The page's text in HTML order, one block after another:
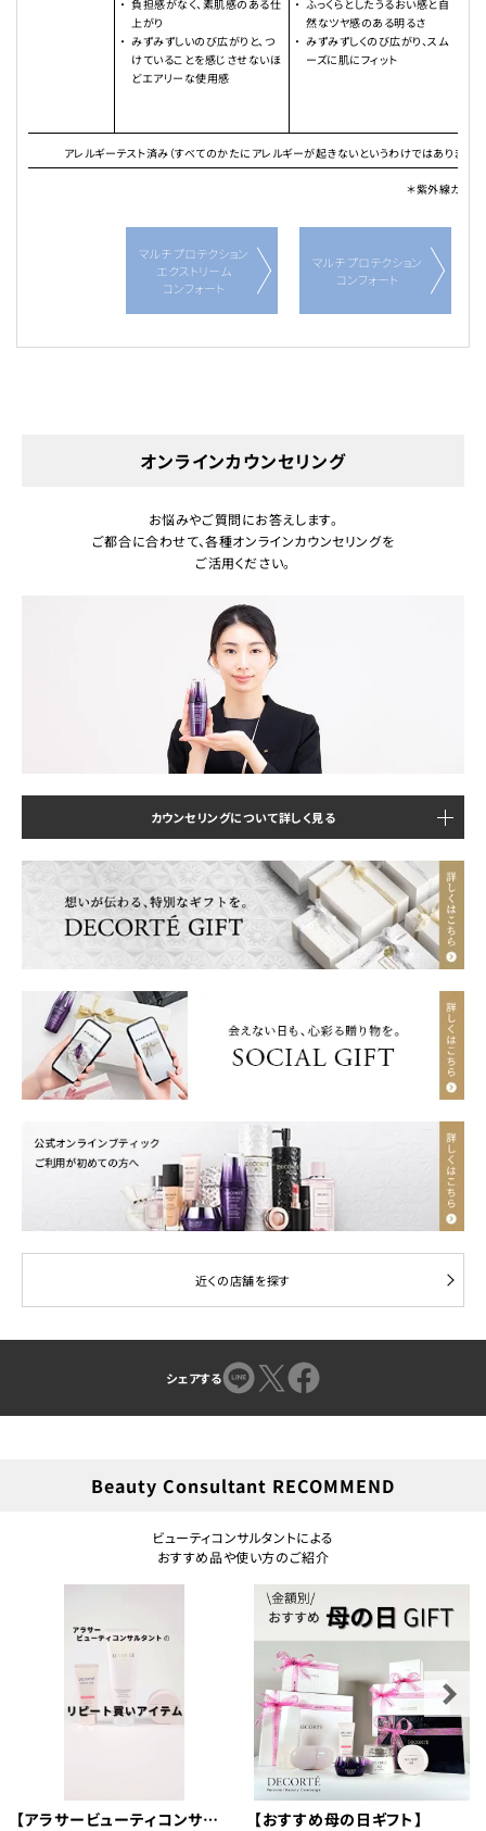
負担感がなく、素肌感のある仕
上がり
みずみずしいのび広がりと、つ
けていることを感じさせないほ
どエアリーな使用感
ふっくらとしたうるおい感と自
然なツヤ感のある明るさ
みずみずしくのび広がり、スム
ーズに肌にフィット
アレルギーテスト済み（すべてのかたにアレルギーが起きないというわけではありません
＊紫外線カット
マルチ プロテクション
エクストリーム
コンフォート
マルチ プロテクション
コンフォート
オンラインカウンセリング
お悩みやご質問にお答えします。
ご都合に合わせて、各種オンラインカウンセリングを
ご活用ください。
カウンセリングについて詳しく見る
近くの店舗を探す
シェアする
Beauty Consultant RECOMMEND
ビューティコンサルタントによる
おすすめ品や使い方のご紹介
【アラサービューティコンサル
【おすすめ母の日ギフト】